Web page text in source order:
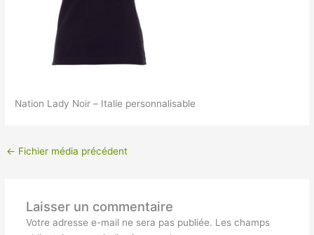
Nation Lady Noir – Italie personnalisable
← Fichier média précédent
Laisser un commentaire
Votre adresse e-mail ne sera pas publiée. Les champs